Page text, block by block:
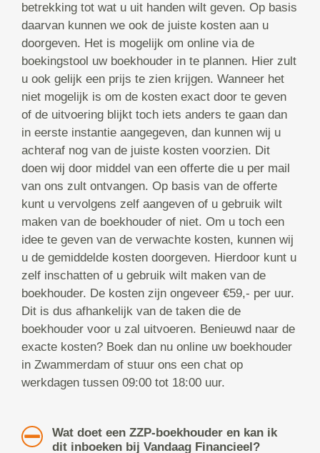
betrekking tot wat u uit handen wilt geven. Op basis
daarvan kunnen we ook de juiste kosten aan u
doorgeven. Het is mogelijk om online via de
boekingstool uw boekhouder in te plannen. Hier zult
u ook gelijk een prijs te zien krijgen. Wanneer het
niet mogelijk is om de kosten exact door te geven
of de uitvoering blijkt toch iets anders te gaan dan
in eerste instantie aangegeven, dan kunnen wij u
achteraf nog van de juiste kosten voorzien. Dit
doen wij door middel van een offerte die u per mail
van ons zult ontvangen. Op basis van de offerte
kunt u vervolgens zelf aangeven of u gebruik wilt
maken van de boekhouder of niet. Om u toch een
idee te geven van de verwachte kosten, kunnen wij
u de gemiddelde kosten doorgeven. Hierdoor kunt u
zelf inschatten of u gebruik wilt maken van de
boekhouder. De kosten zijn ongeveer €59,- per uur.
Dit is dus afhankelijk van de taken die de
boekhouder voor u zal uitvoeren. Benieuwd naar de
exacte kosten? Boek dan nu online uw boekhouder
in Zwammerdam of stuur ons een chat op
werkdagen tussen 09:00 tot 18:00 uur.
Wat doet een ZZP-boekhouder en kan ik
dit inboeken bij Vandaag Financieel?